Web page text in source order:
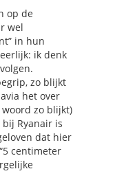
op de
wel
in hun
ik denk
zo blijkt
het over
woord zo blijkt)
Ryanair is
dat hier
centimeter